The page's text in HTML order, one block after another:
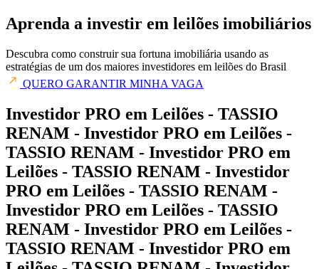
Aprenda a investir em leilões imobiliários
Descubra como construir sua fortuna imobiliária usando as
estratégias de um dos maiores investidores em leilões do Brasil
QUERO GARANTIR MINHA VAGA
Investidor PRO em Leilões - TASSIO
RENAM - Investidor PRO em Leilões -
TASSIO RENAM - Investidor PRO em
Leilões - TASSIO RENAM - Investidor
PRO em Leilões - TASSIO RENAM -
Investidor PRO em Leilões - TASSIO
RENAM - Investidor PRO em Leilões -
TASSIO RENAM - Investidor PRO em